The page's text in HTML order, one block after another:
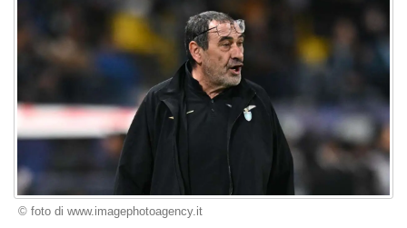
© foto di www.imagephotoagency.it